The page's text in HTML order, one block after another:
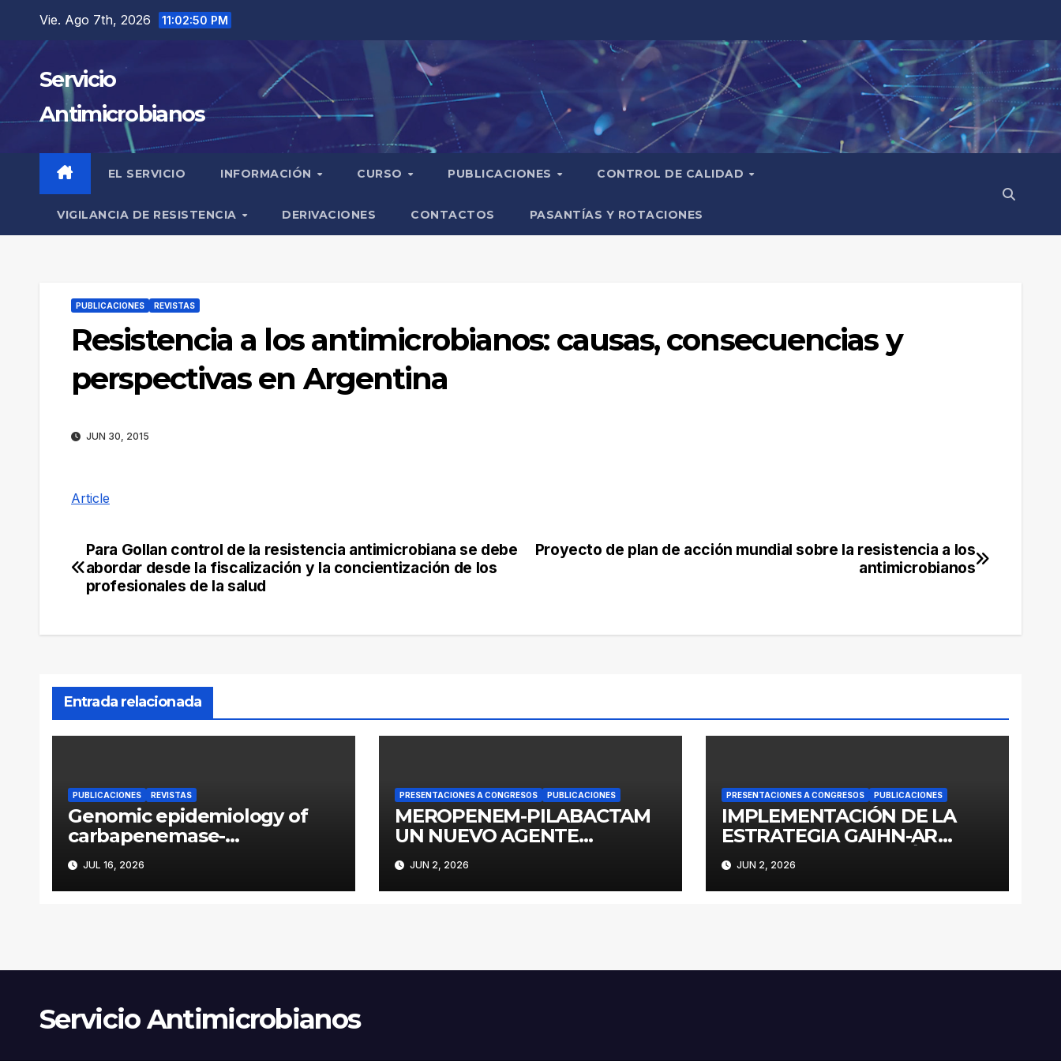
contenido
Vie. Ago 7th, 2026 11:02:50 PM
Servicio
Antimicrobianos
EL SERVICIO INFORMACIÓN CURSO PUBLICACIONES CONTROL DE CALIDAD
VIGILANCIA DE RESISTENCIA DERIVACIONES CONTACTOS PASANTÍAS Y ROTACIONES
PUBLICACIONES REVISTAS
Resistencia a los antimicrobianos: causas, consecuencias y
perspectivas en Argentina
JUN 30, 2015
Article
Navegación
de
Proyecto de plan de acción mundial sobre la resistencia a los
antimicrobianos
Para Gollan control de la resistencia antimicrobiana se debe
abordar desde la fiscalización y la concientización de los
profesionales de la salud
Entrada relacionada
PUBLICACIONES REVISTAS
Genomic epidemiology of
carbapenemase-
producing Enterobacter
cloacae complex in
Argentina: a retrospective
JUL 16, 2026
PRESENTACIONES A CONGRESOS PUBLICACIONES
MEROPENEM-PILABACTAM
UN NUEVO AGENTE
DIRIGIDO A
ENTEROBACTERALES
PRODUCTORES DE
JUN 2, 2026
PRESENTACIONES A CONGRESOS PUBLICACIONES
IMPLEMENTACIÓN DE LA
ESTRATEGIA GAIHN-AR
PARA LA CONTENCIÓN DE
ENTEROBACTERALES
PRODUCTORES DE
ARGENTINA
JUN 2, 2026
Servicio Antimicrobianos